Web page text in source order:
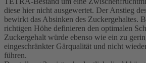
diese hier nicht ausgewertet. Der Anstieg
bewirkt das Absinken des Zuckergehaltes.
richtigen Höhe definieren den optimalen
Zuckergehalt würde ebenso wie ein zu
eingeschränkter Gärqualität und nicht
führen.